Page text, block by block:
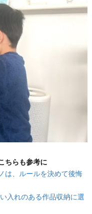
ちらも参考に
は、ルールを決めて後悔
入れのある作品収納に選